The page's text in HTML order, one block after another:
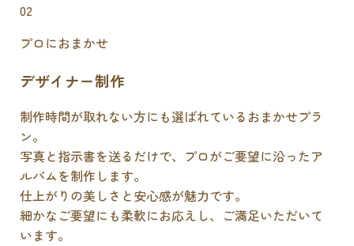
02
プロにおまかせ
デザイナー制作
制作時間が取れない方にも選ばれているおまかせプラ
ン。
写真と指示書を送るだけで、プロがご要望に沿ったア
ルバムを制作します。
仕上がりの美しさと安心感が魅力です。
細かなご要望にも柔軟にお応えし、ご満足いただいて
います。